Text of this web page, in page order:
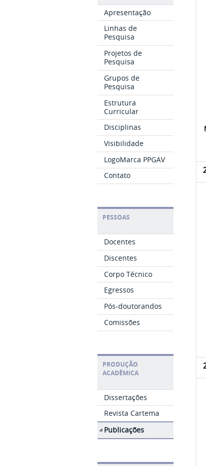
Apresentação
Linhas de
Pesquisa
Projetos de
Pesquisa
Grupos de
Pesquisa
Estrutura
Curricular
Disciplinas
Visibilidade
LogoMarca PPGAV
Contato
PESSOAS
Docentes
Discentes
Corpo Técnico
Egressos
Pós-doutorandos
Comissões
PRODUÇÃO
ACADÊMICA
Dissertações
Revista Cartema
Publicações